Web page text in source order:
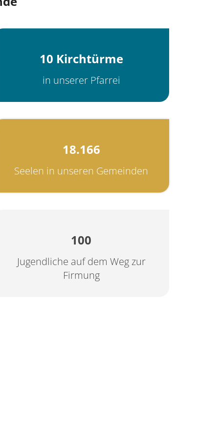
10 Kirchtürme
in unserer Pfarrei
18.166
Seelen in unseren Gemeinden
100
Jugendliche auf dem Weg zur
Firmung